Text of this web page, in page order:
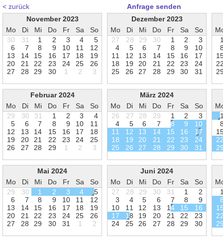
< zurück
Anfrage senden
November 2023
Mo
Di Mi Do Fr Sa
So
30
31 1 2 3 4
5
6
7 8 9 10 1 1 1 2
13 14 15 16 17 18 19
20 21 22 23 24 25 26
27 28 29 30 1 2 3
Dezember 2023
Mo
Di Mi Do Fr Sa
So
27
28 29 30 1 2
3
4
5 6 7 8 9 10
1 1 1 2 13 14 15 16 17
18 19 20 21 22 23 24
25 26 27 28 29 30 31
1
2
2
Februar 2024
Mo
Di Mi Do Fr Sa
So
29
30 31 1 2 3
4
5
6 7 8 9 10 1 1
1 2 13 14 15 16 17 18
19 20 21 22 23 24 25
26 27 28 29 1 2 3
März 2024
Mo
Di Mi Do Fr Sa
So
26
27 28 29 1 2
3
4
5 6 7 8 9 10
1 1 1 2 13 14 1 5 16 17
18 19 20 21 22 23 24
25 26 27 28 29 30 31
1
2
2
Mai 2024
Mo
Di Mi Do Fr Sa
So
29
30 1 2 3 4
5
6
7 8 9 10 1 1 1 2
13 14 15 16 17 18 19
20 21 22 23 24 25 26
27 28 29 30 31 1 2
Juni 2024
Mo
Di Mi Do Fr Sa
So
27
28 29 30 31 1
2
3
4 5 6 7 8
9
10 1 1 1 2 13 14 1 5 16
17 18 19 20 21 22 23
24 25 26 27 28 29 30
1
2
2